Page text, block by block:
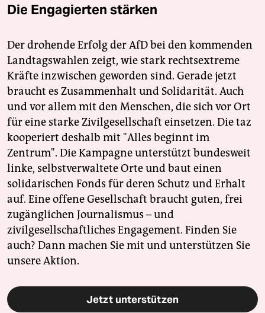
Die Engagierten stärken
Der drohende Erfolg der AfD bei den kommenden
Landtagswahlen zeigt, wie stark rechtsextreme
Kräfte inzwischen geworden sind. Gerade jetzt
braucht es Zusammenhalt und Solidarität. Auch
und vor allem mit den Menschen, die sich vor Ort
für eine starke Zivilgesellschaft einsetzen. Die taz
kooperiert deshalb mit "Alles beginnt im
Zentrum". Die Kampagne unterstützt bundesweit
linke, selbstverwaltete Orte und baut einen
solidarischen Fonds für deren Schutz und Erhalt
auf. Eine offene Gesellschaft braucht guten, frei
zugänglichen Journalismus – und
zivilgesellschaftliches Engagement. Finden Sie
auch? Dann machen Sie mit und unterstützen Sie
unsere Aktion.
Jetzt unterstützen